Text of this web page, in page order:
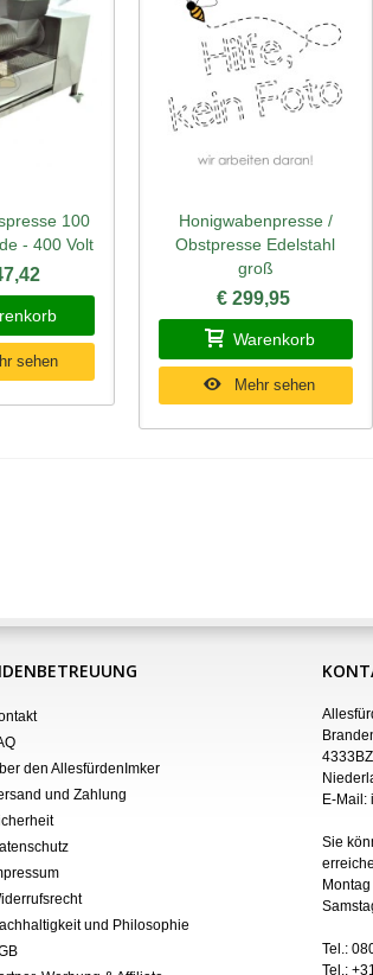
100
- 400 Volt
sehen
Schnellansicht
Honigwabenpresse /
Obstpresse Edelstahl
groß
€ 299,95
Warenkorb
Mehr sehen
den AllesfürdenImker
und Zahlung
und Philosophie
E-Mail:
Sie
Tel.:
Tel.: